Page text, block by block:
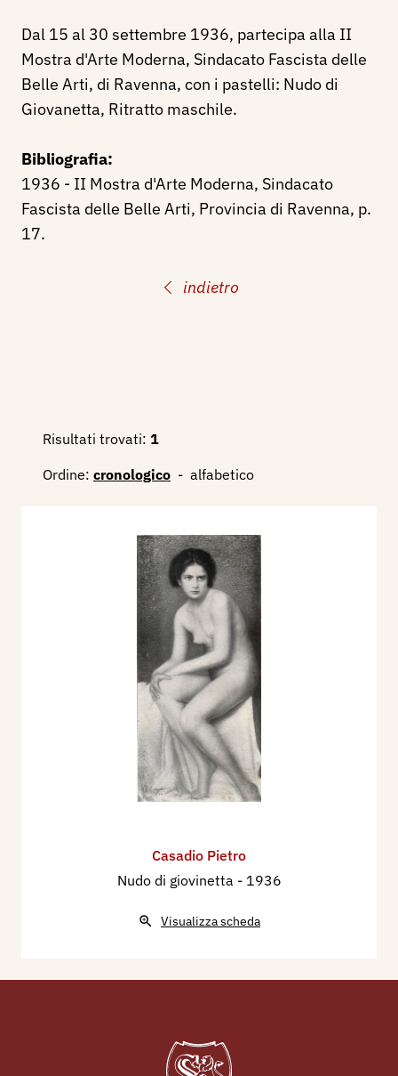
indietro
Dal 15 al 30 settembre 1936, partecipa alla II
Mostra d'Arte Moderna, Sindacato Fascista delle
Belle Arti, di Ravenna, con i pastelli: Nudo di
Giovanetta, Ritratto maschile.
Bibliografia:
1936 - II Mostra d'Arte Moderna, Sindacato
Fascista delle Belle Arti, Provincia di Ravenna, p.
17.
Risultati trovati: 1
Ordine: cronologico - alfabetico
Casadio Pietro
Nudo di giovinetta - 1936
Visualizza scheda